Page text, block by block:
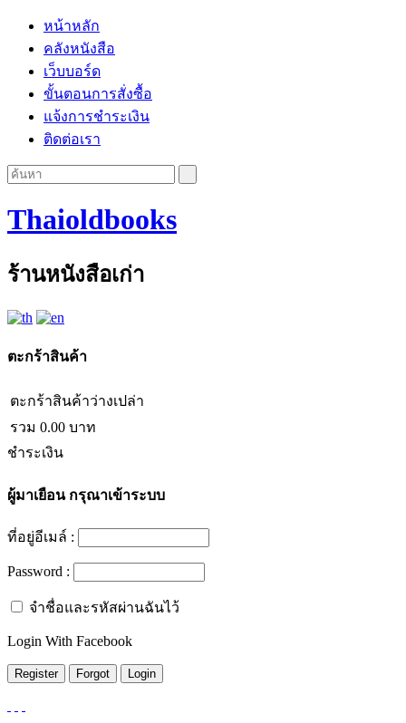
หน้าหลัก
คลังหนังสือ
เว็บบอร์ด
ขั้นตอนการสั่งซื้อ
แจ้งการชำระเงิน
ติดต่อเรา
Thaioldbooks
ร้านหนังสือเก่า
ตะกร้าสินค้า
ตะกร้าสินค้าว่างเปล่า
รวม 0.00 บาท
ชำระเงิน
ผู้มาเยือนกรุณาเข้าระบบ
ที่อยู่อีเมล์ :
Password :
จำชื่อและรหัสผ่านฉันไว้
Login With Facebook